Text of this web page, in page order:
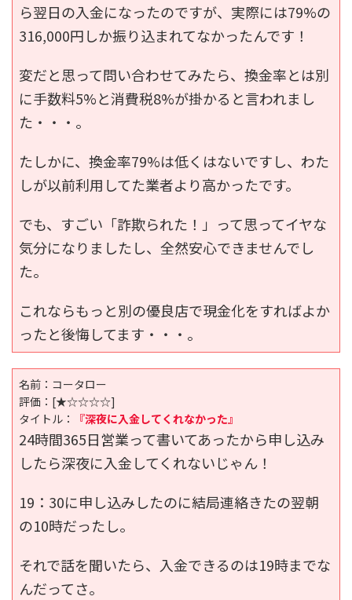
ら翌日の入金になったのですが、実際には79%の
316,000円しか振り込まれてなかったんです！
変だと思って問い合わせてみたら、換金率とは別
に手数料5%と消費税8%が掛かると言われまし
た・・・。
たしかに、換金率79%は低くはないですし、わた
しが以前利用してた業者より高かったです。
でも、すごい「詐欺られた！」って思ってイヤな
気分になりましたし、全然安心できませんでし
た。
これならもっと別の優良店で現金化をすればよか
ったと後悔してます・・・。
名前：コータロー
評価： [★☆☆☆☆]
タイトル：
『深夜に入金してくれなかった』
24時間365日営業って書いてあったから申し込み
したら深夜に入金してくれないじゃん！
19：30に申し込みしたのに結局連絡きたの翌朝
の10時だったし。
それで話を聞いたら、入金できるのは19時までな
んだってさ。